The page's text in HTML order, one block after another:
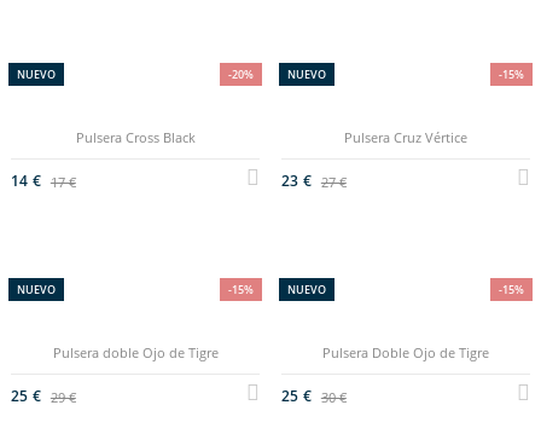
-20%
NUEVO
Pulsera Cross Black
14 € 17 €
-15%
NUEVO
Pulsera Cruz Vértice
23 € 27 €
-15%
NUEVO
Pulsera doble Ojo de Tigre
25 € 29 €
-15%
NUEVO
Pulsera Doble Ojo de Tigre
25 € 30 €